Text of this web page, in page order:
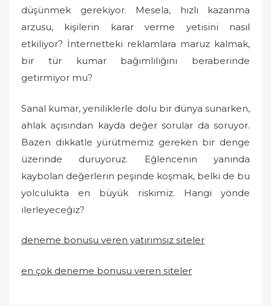
düşünmek gerekiyor. Mesela, hızlı kazanma
arzusu, kişilerin karar verme yetisini nasıl
etkiliyor? İnternetteki reklamlara maruz kalmak,
bir tür kumar bağımlılığını beraberinde
getirmiyor mu?
Sanal kumar, yeniliklerle dolu bir dünya sunarken,
ahlak açısından kayda değer sorular da soruyor.
Bazen dikkatle yürütmemiz gereken bir denge
üzerinde duruyoruz. Eğlencenin yanında
kaybolan değerlerin peşinde koşmak, belki de bu
yolculukta en büyük riskimiz. Hangi yönde
ilerleyeceğiz?
deneme bonusu veren yatırımsız siteler
en çok deneme bonusu veren siteler